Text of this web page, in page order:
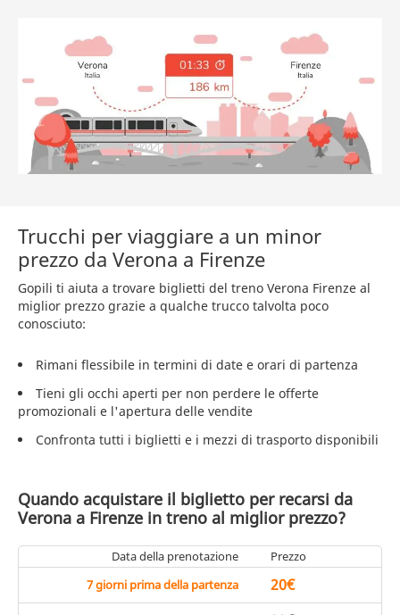
Trucchi per viaggiare a un minor
prezzo da Verona a Firenze
Gopili ti aiuta a trovare biglietti del treno Verona Firenze al
miglior prezzo grazie a qualche trucco talvolta poco
conosciuto:
Rimani flessibile in termini di date e orari di partenza
Tieni gli occhi aperti per non perdere le offerte
promozionali e l'apertura delle vendite
Confronta tutti i biglietti e i mezzi di trasporto disponibili
Quando acquistare il biglietto per recarsi da
Verona a Firenze in treno al miglior prezzo?
Data della prenotazione
Prezzo
7 giorni prima della partenza
20€